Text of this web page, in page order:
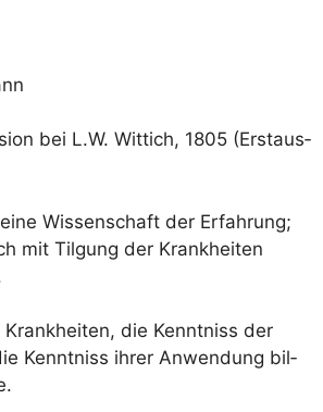
bei L.W. Wit­tich, 1805 (Erst­aus­
Wis­sen­schaft der Erfah­rung;
mit Til­gung der Krank­hei­ten
die Kennt­niss der
Kennt­niss ihrer Anwen­dung bil­